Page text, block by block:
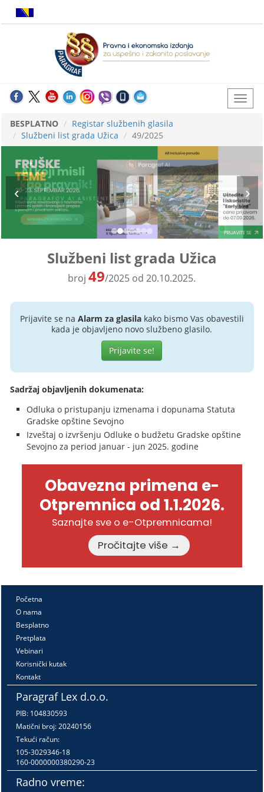
BESPLATNO
Registar službenih glasila
Službeni list grada Užica
49/2025
Službeni list grada Užica
broj49/2025 od 20.10.2025.
Prijavite se na Alarm za glasilakako bismo Vas obavestili
kada je objavljeno novo službeno glasilo.
Prijavite se!
Sadržaj objavljenih dokumenata:
Odluka o pristupanju izmenama i dopunama Statuta
Gradske opštine Sevojno
Izveštaj o izvršenju Odluke o budžetu Gradske opštine
Sevojno za period januar - jun 2025. godine
Obavezna primena e-
Otpremnica od 1.1.2026.
Saznajte sve o e-Otpremnicama!
Pročitajte više →
Početna
O nama
Besplatno
Pretplata
Vebinari
Korisnički kutak
Kontakt
Paragraf Lex d.o.o.
PIB: 104830593
Matični broj: 20240156
Tekući račun:
105-3029346-18
160-0000000380290-23
Radno vreme: